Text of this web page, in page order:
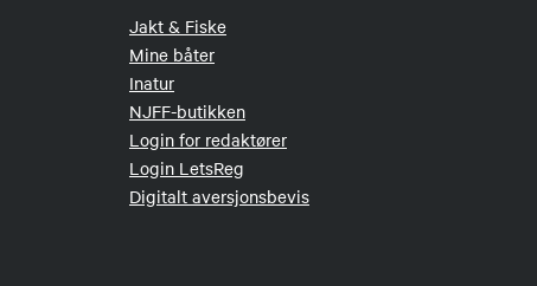
Jakt & Fiske
Mine båter
Inatur
NJFF-butikken
Login for redaktører
Login LetsReg
Digitalt aversjonsbevis